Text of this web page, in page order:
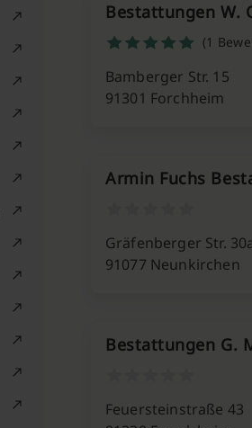
Bestattungen W.
(1
Bamberger Str. 15
91301 Forchheim
Armin Fuchs
Gräfenberger Str.
91077 Neunkirchen
Bestattungen G.
Feuersteinstraße 43